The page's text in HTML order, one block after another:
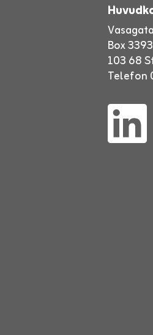
Box 3393
103 68
Telefon